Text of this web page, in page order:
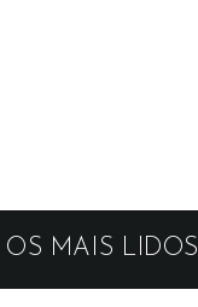
OS MAIS LIDOS